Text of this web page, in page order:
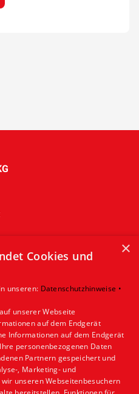
×
Cookies und
unseren: Datenschutzhinweise •
unserer Webseite
auf dem Endgerät
Informationen auf dem Endgerät
personenbezogenen Daten
Partnern gespeichert und
, Marketing- und
unseren Webseitenbesuchern